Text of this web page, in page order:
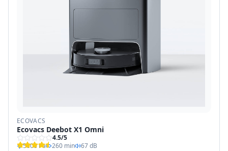
ECOVACS
Ecovacs Deebot X1 Omni
4.5/5
5000 Pa
260 min 67 dB